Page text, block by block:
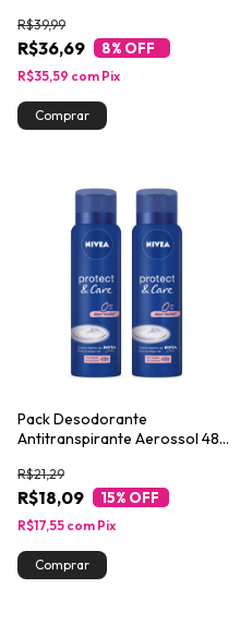
R$36,69
R$39,99
8% OFF
R$35,59 com Pix
Pack Desodorante
Antitranspirante Aerossol 48h
Unidades 150m
R$18,09
R$21,29
15% OFF
R$17,55 com Pix